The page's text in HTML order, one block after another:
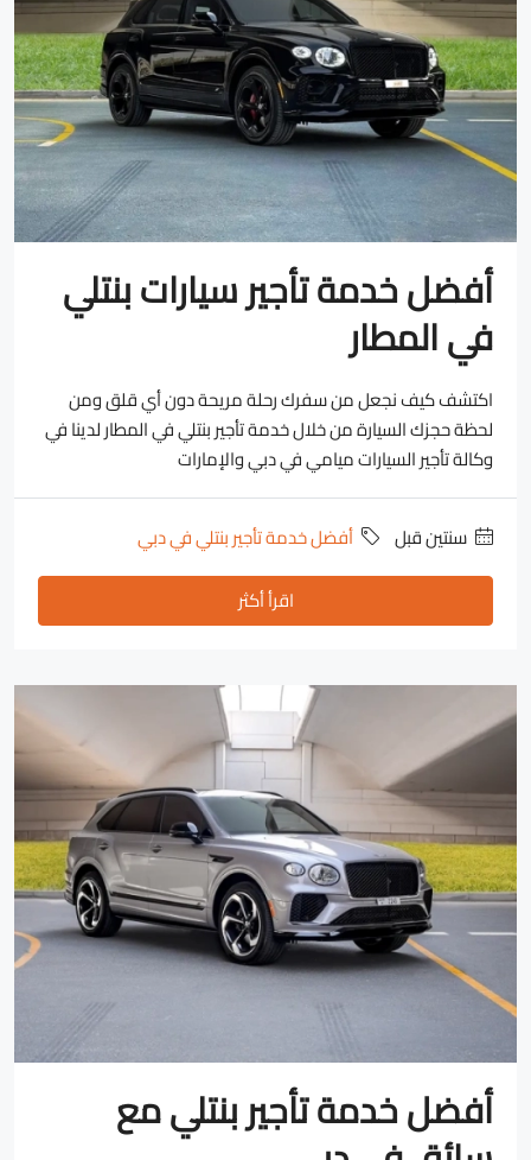
أفضل خدمة تأجير سيارات بنتلي
في المطار
اكتشف كيف نجعل من سفرك رحلة مريحة دون أي قلق ومن
لحظة حجزك السيارة من خلال خدمة تأجير بنتلي في المطار لدينا في
وكالة تأجير السيارات ميامي في دبي والإمارات
‏سنتين قبل
أفضل خدمة تأجير بنتلي في دبي
اقرأ أكثر
أفضل خدمة تأجير بنتلي مع